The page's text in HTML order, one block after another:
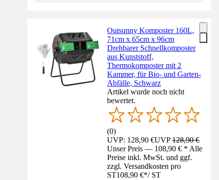
Outsunny Komposter 160L,
71cm x 65cm x 96cm
Drehbarer Schnellkomposter
aus Kunststoff,
Thermokomposter mit 2
Kammer, für Bio- und Garten-
Abfälle, Schwarz
Artikel wurde noch nicht
bewertet.
(0)
UVP: 128,90 €UVP128,90 €
Unser Preis — 108,90 € * Alle
Preise inkl. MwSt. und ggf.
zzgl. Versandkosten pro
ST108,90 €*/ ST